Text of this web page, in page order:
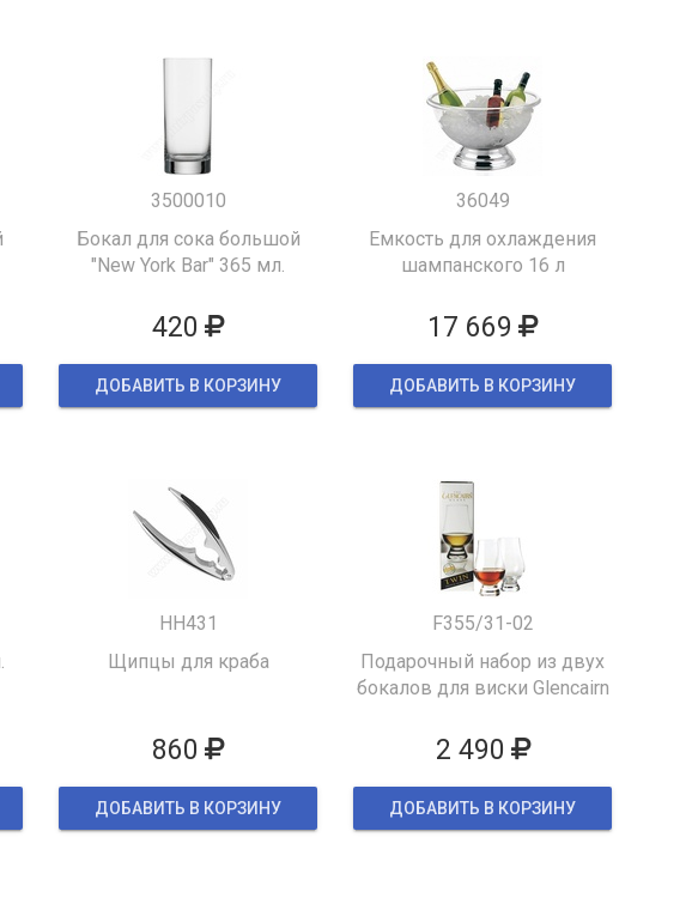
3500010
Бокал для сока большой
"New York Bar" 365 мл.
420
ДОБАВИТЬ В КОРЗИНУ
36049
Емкость для охлаждения
шампанского 16 л
17 669
ДОБАВИТЬ В КОРЗИНУ
HH431
Щипцы для краба
860
ДОБАВИТЬ В КОРЗИНУ
F355/31-02
Подарочный набор из двух
бокалов для виски Glencairn
2 490
ДОБАВИТЬ В КОРЗИНУ